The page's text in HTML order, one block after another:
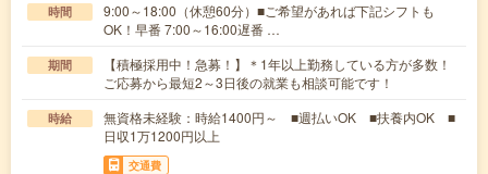
時間
9:00～18:00（休憩60分）■ご希望があれば下記シフトも
OK！早番 7:00～16:00遅番 …
期間
【積極採用中！急募！】＊1年以上勤務している方が多数！
ご応募から最短2～3日後の就業も相談可能です！
時給
無資格未経験：時給1400円～ ■週払いOK ■扶養内OK ■
日収1万1200円以上
交通費